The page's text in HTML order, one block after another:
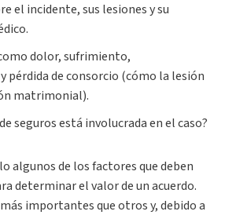
el incidente, sus lesiones y su
dolor, sufrimiento,
pérdida de consorcio (cómo la lesión
matrimonial).
seguros está involucrada en el caso?
algunos de los factores que deben
determinar el valor de un acuerdo.
importantes que otros y, debido a